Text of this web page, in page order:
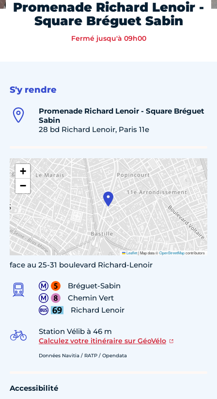
Promenade Richard Lenoir -
Square Bréguet Sabin
Fermé jusqu'à 09h00
S'y rendre
Promenade Richard Lenoir - Square Bréguet
Sabin
28 bd Richard Lenoir, Paris 11e
+
−
Leaflet|Map data ©OpenStreetMapcontributors
face au 25-31 boulevard Richard-Lenoir
Bréguet-Sabin
Chemin Vert
Richard Lenoir
Station Vélib à 46 m
Calculez votre itinéraire sur GéoVélo
Données Navitia / RATP / Opendata
Accessibilité